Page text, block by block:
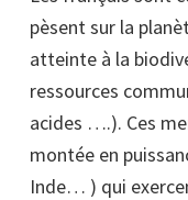
pèsent sur la
atteinte à la
ressources
acides ….). Ces
montée en
Inde… ) qui